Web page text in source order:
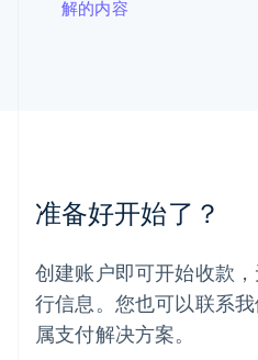
解的内容
准备好开始了？
创建账户即可开始收款
行信息。您也可以联系
属支付解决方案。
English
挪威
葡萄牙
Português English
日本
日本語English
瑞典